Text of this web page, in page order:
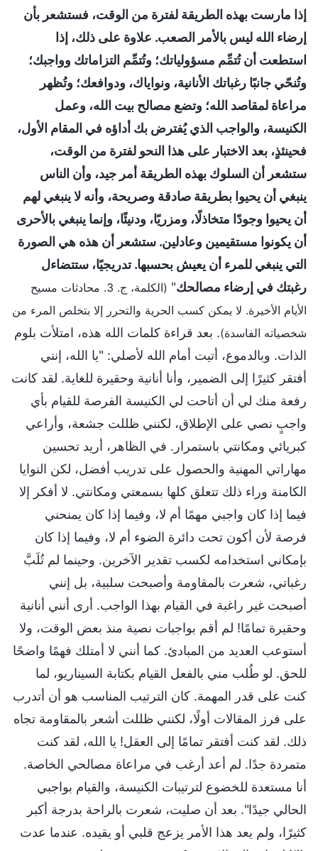
إذا مارست بهذه الطريقة لفترة من الوقت، فستشعر بأن
إرضاء الله ليس بالأمر الصعب. علاوة على ذلك، إذا
استطعت أن تُتمِّم مسؤولياتك؛ وتُتمِّم التزاماتك وواجبك؛
وتُنحّي جانبًا رغباتك الأنانية، ونواياك، ودوافعك؛ وتُظهر
مراعاة لمقاصد الله؛ وتضع مصالح بيت الله، وعمل
الكنيسة، والواجب الذي يُفترض بك أداؤه في المقام الأول،
فحينئذٍ، بعد الاختبار على هذا النحو لفترة من الوقت،
ستشعر أن السلوك بهذه الطريقة أمر جيد، وأن الناس
ينبغي أن يحيوا بطريقة صادقة وصريحة، وأنه لا ينبغي لهم
أن يحيوا وجودًا متخاذلًا، ومزريًا، ودنيئًا، وإنما ينبغي بالأحرى
أن يكونوا مستقيمين وعادلين. ستشعر أن هذه هي الصورة
التي ينبغي للمرء أن يعيش بحسبها. تدريجيًا، ستتضاءل
رغبتك في إرضاء مصالحك"
(الكلمة، ج. 3. محادثات مسيح
الأيام الأخيرة. لا يمكن كسب الحرية والتحرر إلا بتخلص المرء من
شخصياته الفاسدة). بعد قراءة كلمات الله هذه، امتلأت بلوم
الذات. وبالدموع، أتيت أمام الله لأصلي: "يا الله، إنني
أفتقر كثيرًا إلى الضمير، وأنا أنانية وحقيرة للغاية. لقد كانت
رفعة منك لي أن أتاحت لي الكنيسة الفرصة للقيام بأي
واجبٍ نصي على الإطلاق، لكنني ظللت جشعة، وأراعي
كبريائي ومكانتي باستمرار. في الظاهر، أريد تحسين
مهاراتي المهنية والحصول على تدريب أفضل، لكن النوايا
الكامنة وراء ذلك تتعلق كلها بسمعتي ومكانتي. لا أفكر إلا
فيما إذا كان واجبي مهمًا أم لا، وفيما إذا كان يمنحني
فرصة لأن أكون تحت دائرة الضوء أم لا، وفيما إذا كان
بإمكاني استخدامه لكسب تقدير الآخرين. وحينما لم تُلَبَّ
رغباتي، شعرت بالمقاومة وأصبحت سلبية، بل إنني
أصبحت غير راغبة في القيام بهذا الواجب. أرى أنني أنانية
وحقيرة تمامًا! لم أقم بواجبات نصية منذ بعض الوقت، ولا
أستوعب العديد من المبادئ. كما أنني لا أمتلك فهمًا واضحًا
للحق. لو طُلب مني بالفعل القيام بكتابة السيناريو، لما
كنت على قدر المهمة. كان الترتيب المناسب هو أن أتدرب
على فرز المقالات أولًا، لكنني ظللت أشعر بالمقاومة تجاه
ذلك. لقد كنت أفتقر تمامًا إلى العقل! يا الله، لقد كنت
متمردة جدًا. لم أعد أرغب في مراعاة مصالحي الخاصة.
أنا مستعدة للخضوع لترتيبات الكنيسة، والقيام بواجبي
الحالي جيدًا". بعد أن صليت، شعرت بالراحة بدرجة أكبر
كثيرًا، ولم يعد هذا الأمر يزعج قلبي أو يقيده. عندما عدت